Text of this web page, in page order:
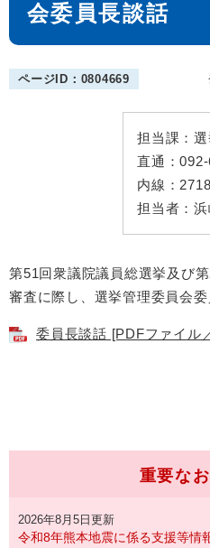
会委員長談話
ページID：0804669
担当課：
直通：
内線： 2718
担当者：
第51回衆議院議員総選挙及び
審査に際し、選挙管理委員会委
委員長談話 [PDFファイル
重要な
2026年8月5日更新
令和8年熊本地震に係る支援等情